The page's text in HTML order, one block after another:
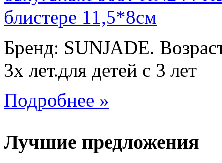
Бренд: SUNJADE.
3х лет.для детей с 3 лет
Подробнее »
Лучшие предложения